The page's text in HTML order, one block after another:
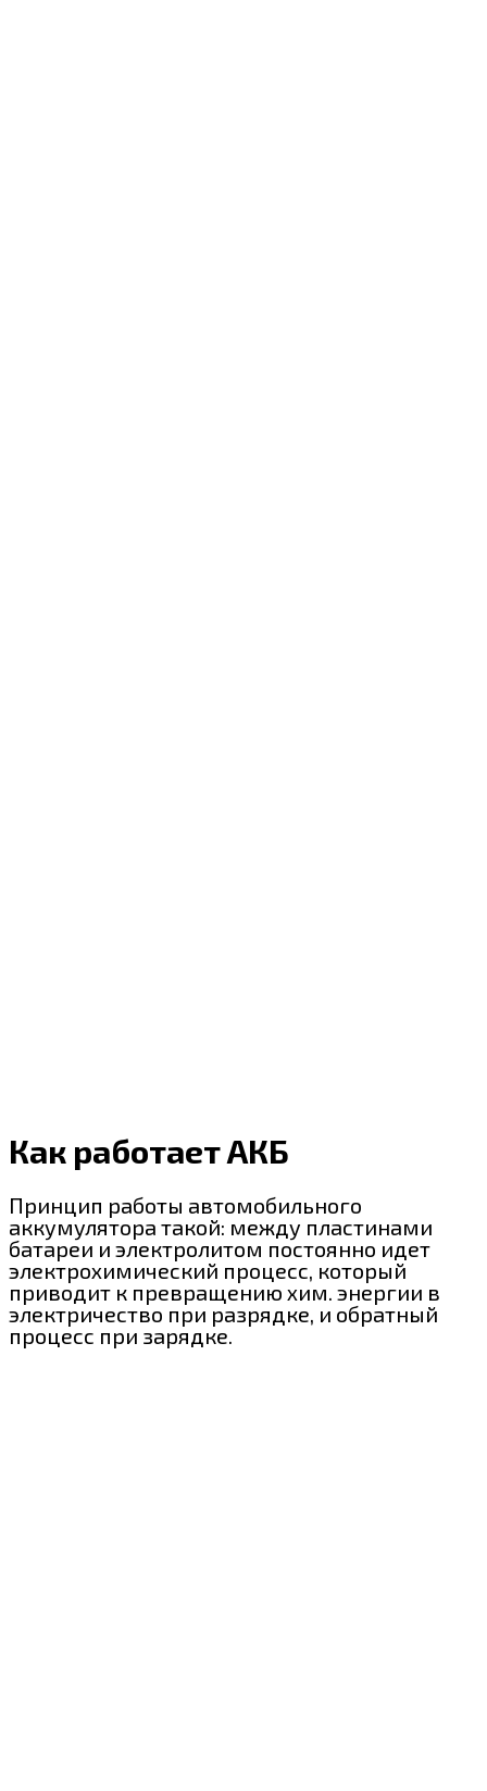
Как работает АКБ
Принцип работы автомобильного
аккумулятора такой: между пластинами
батареи и электролитом постоянно идет
электрохимический процесс, который
приводит к превращению хим. энергии в
электричество при разрядке, и обратный
процесс при зарядке.